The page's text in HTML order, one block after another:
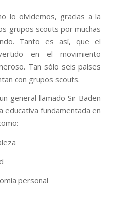
lo olvidemos, gracias a la
grupos scouts por muchas
Tanto es así, que el
en el movimiento
Tan sólo seis países
con grupos scouts.
general llamado Sir Baden
educativa fundamentada en
personal